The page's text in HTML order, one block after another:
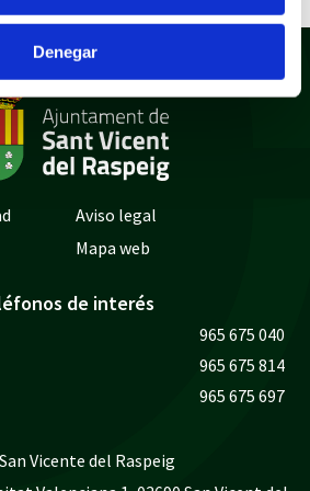
Denegar
Aviso legal
Mapa web
de interés
965 675 040
965 675 814
965 675 697
Vicente del Raspeig